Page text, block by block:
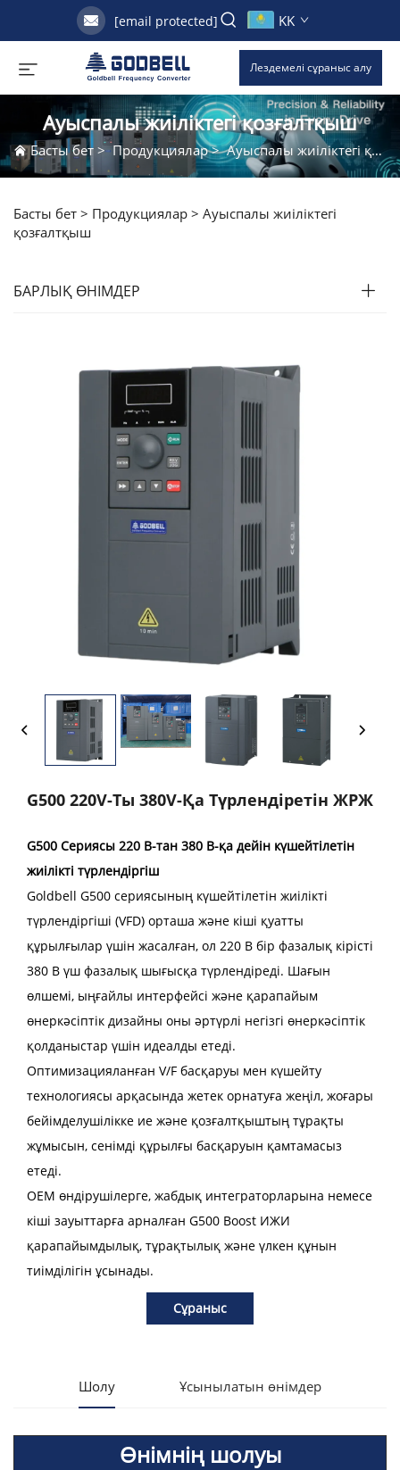
[email protected] KK
Лездемелі сұраныс алу
Ауыспалы жиіліктегі қозғалтқыш
Басты бет >Продукциялар>Ауыспалы жиіліктегі қозғалтқыш
Басты бет > Продукциялар > Ауыспалы жиіліктегі
қозғалтқыш
БАРЛЫҚ ӨНІМДЕР
G500 220V-Ты 380V-Қа Түрлендіретін ЖРЖ
G500 Сериясы 220 В-тан 380 В-қа дейін күшейтілетін
жиілікті түрлендіргіш
Goldbell G500 сериясының күшейтілетін жиілікті
түрлендіргіші (VFD) орташа және кіші қуатты
құрылғылар үшін жасалған, ол 220 В бір фазалық кірісті
380 В үш фазалық шығысқа түрлендіреді. Шағын
өлшемі, ыңғайлы интерфейсі және қарапайым
өнеркәсіптік дизайны оны әртүрлі негізгі өнеркәсіптік
қолданыстар үшін идеалды етеді.
Оптимизацияланған V/F басқаруы мен күшейту
технологиясы арқасында жетек орнатуға жеңіл, жоғары
бейімделушілікке ие және қозғалтқыштың тұрақты
жұмысын, сенімді құрылғы басқаруын қамтамасыз
етеді.
OEM өндірушілерге, жабдық интеграторларына немесе
кіші зауыттарға арналған G500 Boost ИЖИ
қарапайымдылық, тұрақтылық және үлкен құнын
тиімділігін ұсынады.
Сұраныс
Шолу Ұсынылатын өнімдер
Өнімнің шолуы